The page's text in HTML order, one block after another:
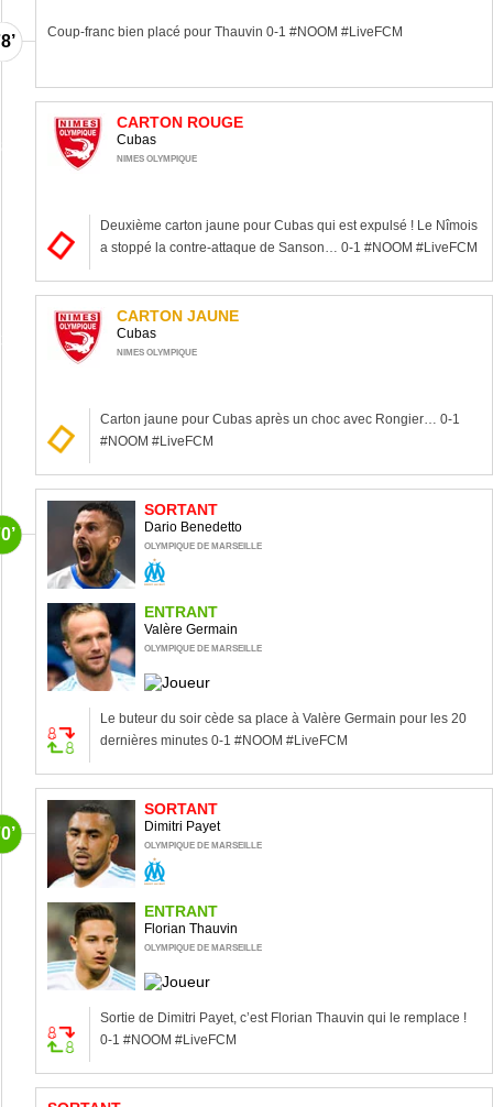
Coup-franc bien placé pour Thauvin 0-1 #NOOM #LiveFCM
CARTON ROUGE
Cubas
NIMES OLYMPIQUE
Deuxième carton jaune pour Cubas qui est expulsé ! Le Nîmois
a stoppé la contre-attaque de Sanson… 0-1 #NOOM #LiveFCM
CARTON JAUNE
Cubas
NIMES OLYMPIQUE
Carton jaune pour Cubas après un choc avec Rongier… 0-1
#NOOM #LiveFCM
SORTANT
Dario Benedetto
OLYMPIQUE DE MARSEILLE
ENTRANT
Valère Germain
OLYMPIQUE DE MARSEILLE
Le buteur du soir cède sa place à Valère Germain pour les 20
dernières minutes 0-1 #NOOM #LiveFCM
SORTANT
Dimitri Payet
OLYMPIQUE DE MARSEILLE
ENTRANT
Florian Thauvin
OLYMPIQUE DE MARSEILLE
Sortie de Dimitri Payet, c’est Florian Thauvin qui le remplace !
0-1 #NOOM #LiveFCM